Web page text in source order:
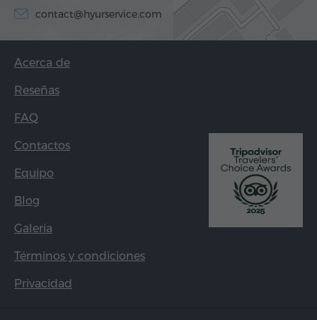
contact@hyurservice.com
Acerca de
Reseñas
FAQ
Contactos
Equipo
Blog
Galería
Términos y condiciones
Privacidad